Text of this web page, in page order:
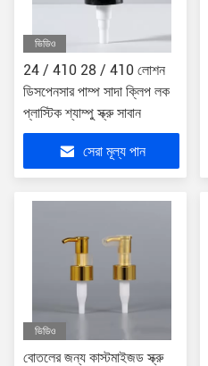
ভিডিও
24 / 410 28 / 410 লোশন
ডিসপেনসার পাম্প সাদা ক্লিপ লক
প্লাস্টিক শ্যাম্পু স্ক্রু সাবান
সেরা মূল্য পান
ভিডিও
বোতলের জন্য কাস্টমাইজড স্ক্রু